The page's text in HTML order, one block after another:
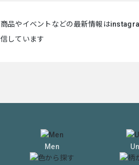
商品やイベントなどの最新情報は
信しています
Men